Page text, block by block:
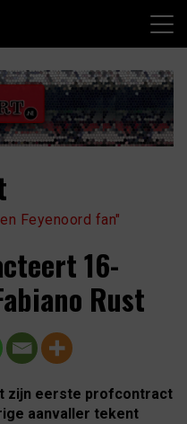
Feyenoord fan"
16-
Rust
zijn eerste profcontract
aanvaller tekent